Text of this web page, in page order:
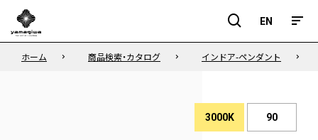
EN
EN
ホーム 商品検索・カタログ インドア-ペンダント
3000K 演
色
90